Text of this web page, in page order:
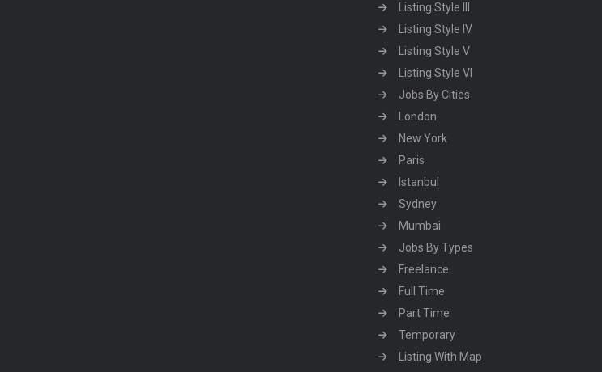
Listing Style III
Listing Style IV
Listing Style V
Listing Style VI
Jobs By Cities
London
New York
Paris
Istanbul
Sydney
Mumbai
Jobs By Types
Freelance
Full Time
Part Time
Temporary
Listing With Map